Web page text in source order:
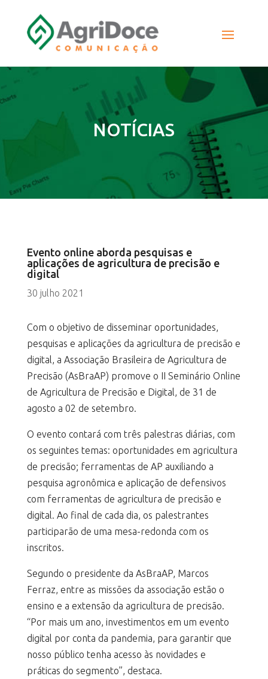
NOTÍCIAS
Evento online aborda pesquisas e
aplicações de agricultura de precisão e
digital
30 julho 2021
Com o objetivo de disseminar oportunidades,
pesquisas e aplicações da agricultura de precisão e
digital, a Associação Brasileira de Agricultura de
Precisão (AsBraAP) promove o II Seminário Online
de Agricultura de Precisão e Digital, de 31 de
agosto a 02 de setembro.
O evento contará com três palestras diárias, com
os seguintes temas: oportunidades em agricultura
de precisão; ferramentas de AP auxiliando a
pesquisa agronômica e aplicação de defensivos
com ferramentas de agricultura de precisão e
digital. Ao final de cada dia, os palestrantes
participarão de uma mesa-redonda com os
inscritos.
Segundo o presidente da AsBraAP, Marcos
Ferraz, entre as missões da associação estão o
ensino e a extensão da agricultura de precisão.
“Por mais um ano, investimentos em um evento
digital por conta da pandemia, para garantir que
nosso público tenha acesso às novidades e
práticas do segmento”, destaca.